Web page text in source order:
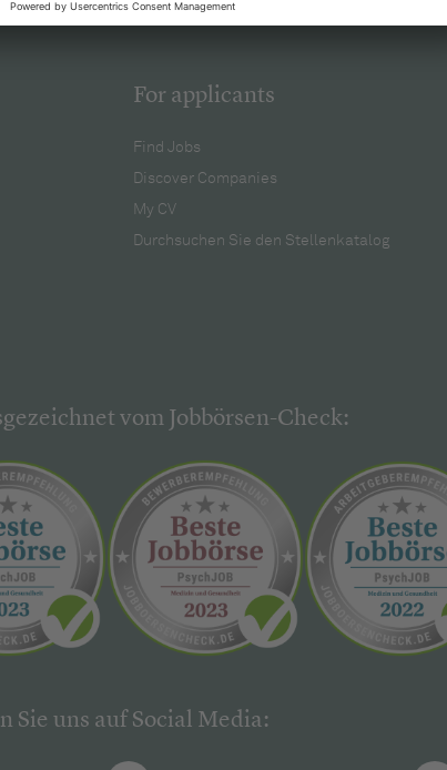
For applicants
Find Jobs
Discover Companies
My CV
Durchsuchen Sie den Stellenkatalog
vom Jobbörsen-Check:
Sie uns auf Social Media: